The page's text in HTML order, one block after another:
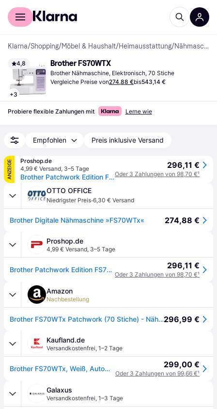
Für Shopper
Klarna/Shopping/Möbel & Haushalt/Heimausstattung/ Nähmaschinen
4,8
+3
Brother FS70WTX
Brother Nähmaschine, Elektronisch, 70 Stiche
Vergleiche Preise von274,88 €bis543,14 €
Probiere flexible Zahlungen mit Lerne wie
Empfohlen Preis inklusive Versand
ANZEIGE
Proshop.de
4,99 € Versand, 3–5 Tage
Brother Patchwork Edition FS70WTx
296,11 €
Oder 3 Zahlungen von 98,70 €¹
OTTO OFFICE
Niedrigster Preis·6,30 € Versand
Brother Digitale Nähmaschine »FS70WTx« 274,88 €
Proshop.de
4,99 € Versand, 3–5 Tage
Brother Patchwork Edition FS70WTx 296,11 €
Oder 3 Zahlungen von 98,70 €¹
Amazon
Nachbestellung
Brother FS70WTx Patchwork (70 Stiche) - Nähmaschine mit Anschiebetisch Weiß, Lila296,99 €
Kaufland.de
Versandkostenfrei, 1–2 Tage
Brother FS70WTx, Weiß, Automatische Nähmaschine, Nähen, 1 Schritt, LCD, Elektro 299,00 €
Oder 3 Zahlungen von 99,66 €¹
Galaxus
Versandkostenfrei, 1–3 Tage